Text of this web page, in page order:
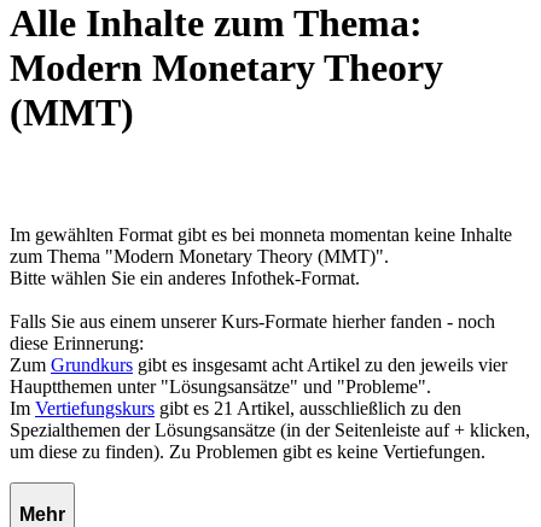
Alle Inhalte zum Thema:
Modern Monetary Theory
(MMT)
Im gewählten Format gibt es bei monneta momentan keine Inhalte
zum Thema "Modern Monetary Theory (MMT)".
Bitte wählen Sie ein anderes Infothek-Format.
Falls Sie aus einem unserer Kurs-Formate hierher fanden - noch
diese Erinnerung:
Zum Grundkurs gibt es insgesamt acht Artikel zu den jeweils vier
Hauptthemen unter "Lösungsansätze" und "Probleme".
Im Vertiefungskurs gibt es 21 Artikel, ausschließlich zu den
Spezialthemen der Lösungsansätze (in der Seitenleiste auf + klicken,
um diese zu finden). Zu Problemen gibt es keine Vertiefungen.
Mehr